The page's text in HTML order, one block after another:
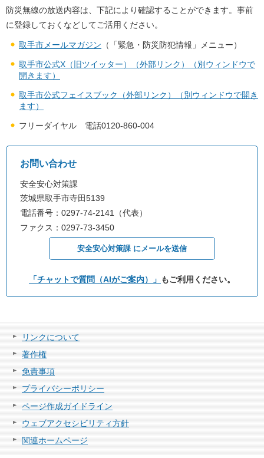
防災無線の放送内容は、下記により確認することができます。事前
に登録しておくなどしてご活用ください。
取手市メールマガジン （「緊急・防災防犯情報」メニュー）
取手市公式X（旧ツイッター）（外部リンク）（別ウィンドウで
開きます）
取手市公式フェイスブック（外部リンク）（別ウィンドウで開き
ます）
フリーダイヤル 電話0120-860-004
お問い合わせ
安全安心対策課
茨城県取手市寺田5139
電話番号：0297-74-2141（代表）
ファクス：0297-73-3450
安全安心対策課 にメールを送信
「チャットで質問（AIがご案内）」 もご利用ください。
リンクについて
著作権
免責事項
プライバシーポリシー
ページ作成ガイドライン
ウェブアクセシビリティ方針
関連ホームページ